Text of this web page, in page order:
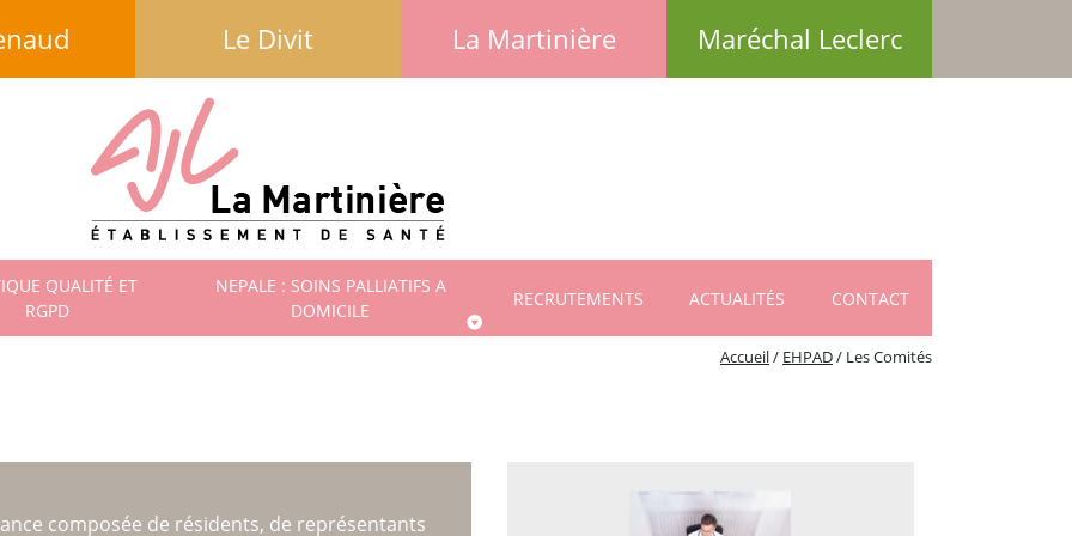
Le Divit La Martinière Maréchal Leclerc
QUALITÉ ET
RGPD
NEPALE : SOINS PALLIATIFS A
DOMICILE
RECRUTEMENTS ACTUALITÉS CONTACT
Accueil/ EHPAD/ Les Comités
composée de résidents, de représentants